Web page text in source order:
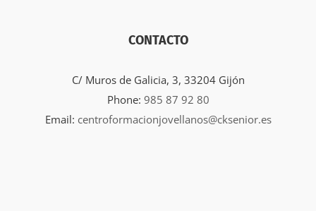
CONTACTO
C/ Muros de Galicia, 3, 33204 Gijón
Phone: 985 87 92 80
Email: centroformacionjovellanos@cksenior.es